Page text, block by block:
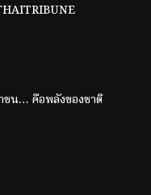
ชน… คือพลังของชาติ